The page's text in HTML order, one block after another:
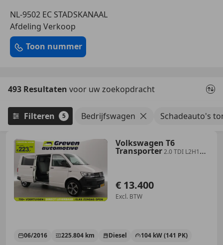
NL-9502 EC STADSKANAAL
Afdeling Verkoop
Toon nummer
493 Resultaten voor uw zoekopdracht
Filteren 5 Bedrijfswagen Schadeauto's
Volkswagen T6
Transporter2.0 TDI L2H1
€ 13.400
Excl. BTW
06/2016 225.804 km Diesel
104 kW (141 PK)